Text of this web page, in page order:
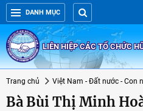
DANH MỤC
LIÊN HIỆP CÁC TỔ CHỨC
Trang chủ Việt Nam - Đất nước - Con
Bà Bùi Thị Minh